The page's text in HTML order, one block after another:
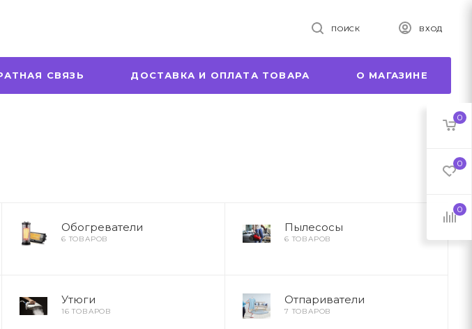
ПОИСК ВХОД
СВЯЗЬ ДОСТАВКА И ОПЛАТА ТОВАРА О МАГАЗИНЕ
0
0
0
Обогреватели
6 ТОВАРОВ
Пылесосы
6 ТОВАРОВ
Утюги
16 ТОВАРОВ
Отпариватели
7 ТОВАРОВ